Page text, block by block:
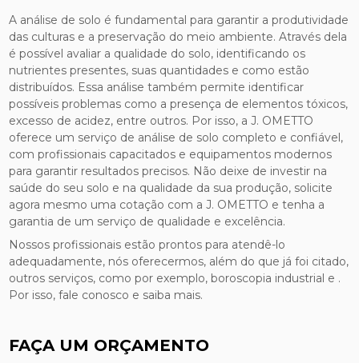
A análise de solo é fundamental para garantir a produtividade
das culturas e a preservação do meio ambiente. Através dela
é possível avaliar a qualidade do solo, identificando os
nutrientes presentes, suas quantidades e como estão
distribuídos. Essa análise também permite identificar
possíveis problemas como a presença de elementos tóxicos,
excesso de acidez, entre outros. Por isso, a J. OMETTO
oferece um serviço de análise de solo completo e confiável,
com profissionais capacitados e equipamentos modernos
para garantir resultados precisos. Não deixe de investir na
saúde do seu solo e na qualidade da sua produção, solicite
agora mesmo uma cotação com a J. OMETTO e tenha a
garantia de um serviço de qualidade e excelência.
Nossos profissionais estão prontos para atendê-lo
adequadamente, nós oferecermos, além do que já foi citado,
outros serviços, como por exemplo, boroscopia industrial e .
Por isso, fale conosco e saiba mais.
FAÇA UM ORÇAMENTO